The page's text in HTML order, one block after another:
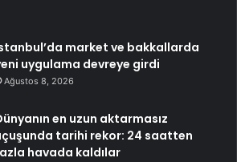
market ve bakkallarda
uygulama devreye girdi
Ağustos 8, 2026
en uzun aktarmasız
tarihi rekor: 24 saatten
havada kaldılar